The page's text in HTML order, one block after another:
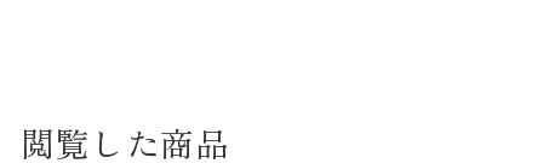
閲覧した商品